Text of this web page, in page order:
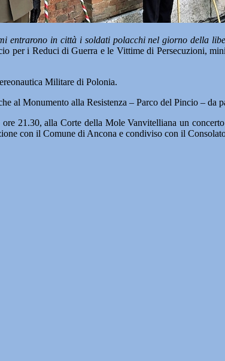
entrarono in città i soldati polacchi nel giorno della
per i Reduci di Guerra e le Vittime di Persecuzioni,
Militare di Polonia.
al Monumento alla Resistenza – Parco del Pincio –
21.30, alla Corte della Mole Vanvitelliana un
con il Comune di Ancona e condiviso con il